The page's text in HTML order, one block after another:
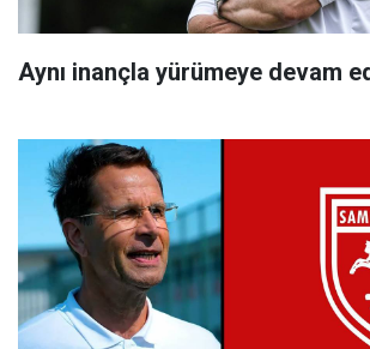
Aynı inançla yürümeye devam